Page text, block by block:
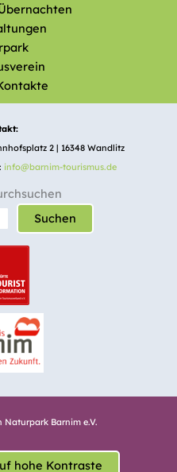
2 | 16348 Wandlitz
info@barnim-tourismus.de
Suchen
Naturpark Barnim e.V.
hohe Kontraste